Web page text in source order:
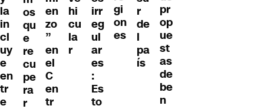
la
in
cl
uy
e
en
tr
e
os
qu
e
re
cu
pe
ra
r
en
zo
”
en
el
C
en
tr
hi
cu
la
r
irr
eg
ul
ar
es
:
Es
to
gi
on
es
r
de
l
pa
ís
pr
op
ue
st
as
de
be
n